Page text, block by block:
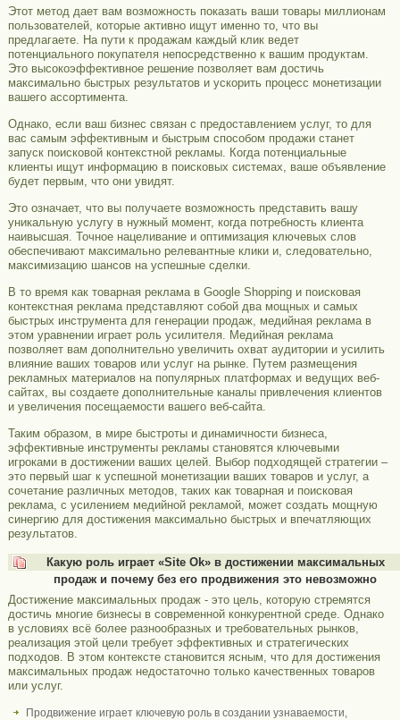
Этот метод дает вам возможность показать ваши товары миллионам
пользователей, которые активно ищут именно то, что вы
предлагаете. На пути к продажам каждый клик ведет
потенциального покупателя непосредственно к вашим продуктам.
Это высокоэффективное решение позволяет вам достичь
максимально быстрых результатов и ускорить процесс монетизации
вашего ассортимента.
Однако, если ваш бизнес связан с предоставлением услуг, то для
вас самым эффективным и быстрым способом продажи станет
запуск поисковой контекстной рекламы. Когда потенциальные
клиенты ищут информацию в поисковых системах, ваше объявление
будет первым, что они увидят.
Это означает, что вы получаете возможность представить вашу
уникальную услугу в нужный момент, когда потребность клиента
наивысшая. Точное нацеливание и оптимизация ключевых слов
обеспечивают максимально релевантные клики и, следовательно,
максимизацию шансов на успешные сделки.
В то время как товарная реклама в Google Shopping и поисковая
контекстная реклама представляют собой два мощных и самых
быстрых инструмента для генерации продаж, медийная реклама в
этом уравнении играет роль усилителя. Медийная реклама
позволяет вам дополнительно увеличить охват аудитории и усилить
влияние ваших товаров или услуг на рынке. Путем размещения
рекламных материалов на популярных платформах и ведущих веб-
сайтах, вы создаете дополнительные каналы привлечения клиентов
и увеличения посещаемости вашего веб-сайта.
Таким образом, в мире быстроты и динамичности бизнеса,
эффективные инструменты рекламы становятся ключевыми
игроками в достижении ваших целей. Выбор подходящей стратегии –
это первый шаг к успешной монетизации ваших товаров и услуг, а
сочетание различных методов, таких как товарная и поисковая
реклама, с усилением медийной рекламой, может создать мощную
синергию для достижения максимально быстрых и впечатляющих
результатов.
Какую роль играет «Site Ok‎» в достижении максимальных
продаж и почему без его продвижения это невозможно
Достижение максимальных продаж - это цель, которую стремятся
достичь многие бизнесы в современной конкурентной среде. Однако
в условиях всё более разнообразных и требовательных рынков,
реализация этой цели требует эффективных и стратегических
подходов. В этом контексте становится ясным, что для достижения
максимальных продаж недостаточно только качественных товаров
или услуг.
Продвижение играет ключевую роль в создании узнаваемости,